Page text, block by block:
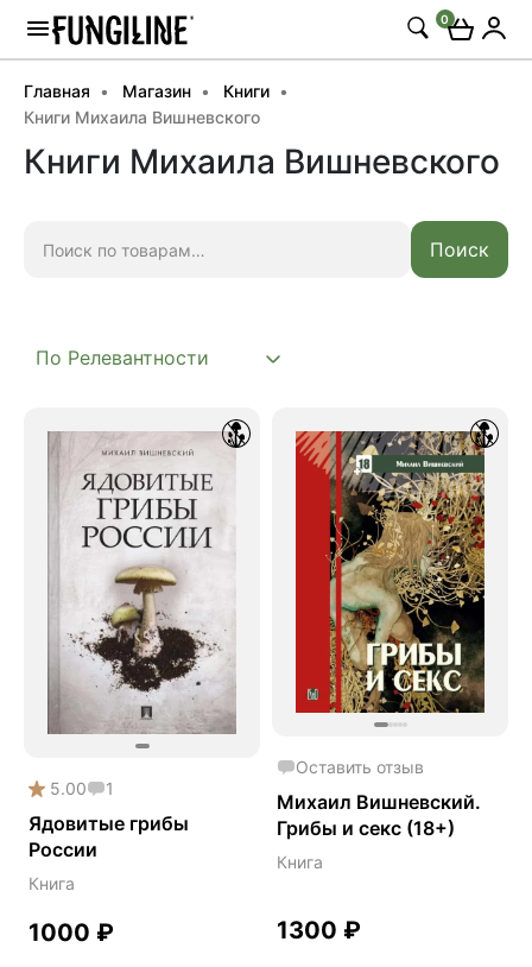
0
Главная Магазин
Книги
Книги Михаила Вишневского
Книги Михаила Вишневского
Поиск
5.00 1
Ядовитые грибы
России
Книга
1000 ₽
Оставить отзыв
Михаил Вишневский.
Грибы и секс (18+)
Книга
1300 ₽